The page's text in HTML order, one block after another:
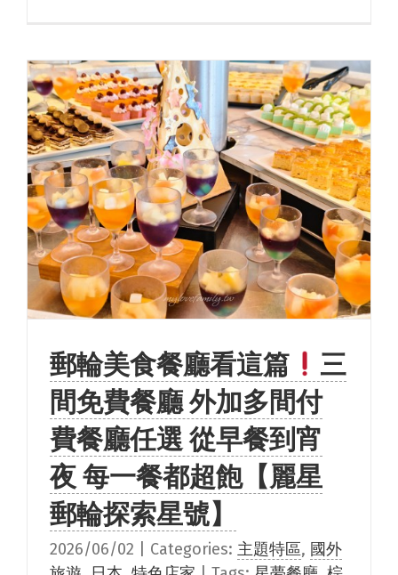
郵輪美食餐廳看這篇
三
間免費餐廳 外加多間付
費餐廳任選 從早餐到宵
夜 每一餐都超飽【麗星
郵輪探索星號】
2026/06/02 Categories: 主題特區, 國外